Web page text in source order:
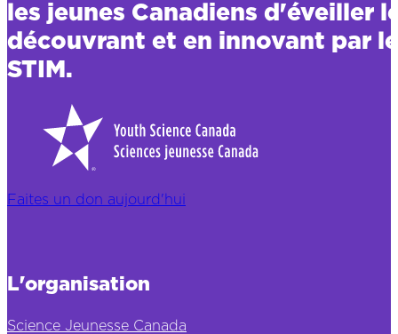
les jeunes Canadiens d'éveiller
découvrant et en innovant par
STIM.
Faites un don aujourd'hui
L'organisation
Science Jeunesse Canada